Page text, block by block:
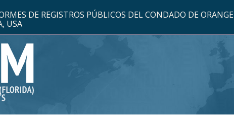
DE REGISTROS PÚBLICOS DEL CONDADO DE ORANGE
USA